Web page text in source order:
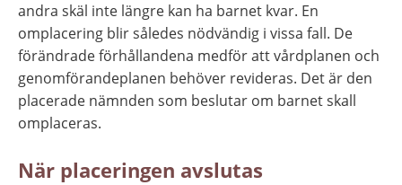
andra skäl inte längre kan ha barnet kvar. En
omplacering blir således nödvändig i vissa fall. De
förändrade förhållandena medför att vårdplanen och
genomförandeplanen behöver revideras. Det är den
placerade nämnden som beslutar om barnet skall
omplaceras.
När placeringen avslutas